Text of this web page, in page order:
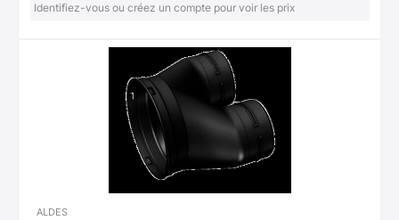
Identifiez-vous ou créez un compte pour voir les prix
ALDES